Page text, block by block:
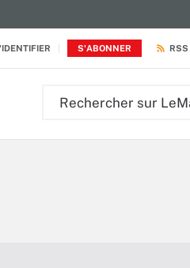
S'ABONNER RSS